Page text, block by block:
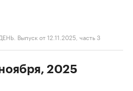
Выпуск от 12.11.2025, часть 3
2025